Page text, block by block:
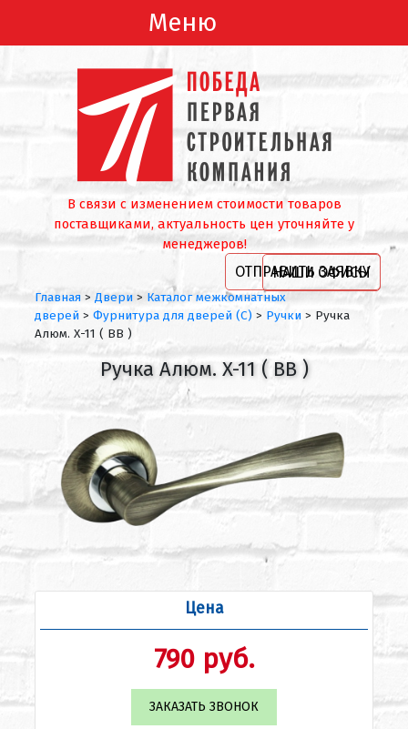
Меню
В связи с изменением стоимости товаров
поставщиками, актуальность цен уточняйте у
менеджеров!
ОТПРАВИТЬ ЗАЯВКУ
НАШИ ОФИСЫ
Главная > Двери > Каталог межкомнатных
дверей > Фурнитура для дверей (С) > Ручки > Ручка
Aлюм. X-11 ( BB )
Ручка Aлюм. X-11 ( BB )
Цена
790 руб.
ЗАКАЗАТЬ ЗВОНОК